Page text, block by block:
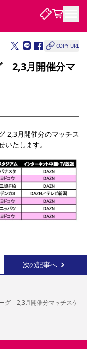
アクセス レディース
手
購入方法
ービス
団体チケット
ビス
ルメ マッチデープログラム
イド 公式アプリ
ド サポートスタッフ
インパクトレポート
取り組み実績
STADIUM
招待券引換方法
先行入場
・命名書
COPY URL
2,3月開催分マ
2,3月開催分のマッチス
たします。
次の記事へ
グ 2,3月開催分マッチスケ